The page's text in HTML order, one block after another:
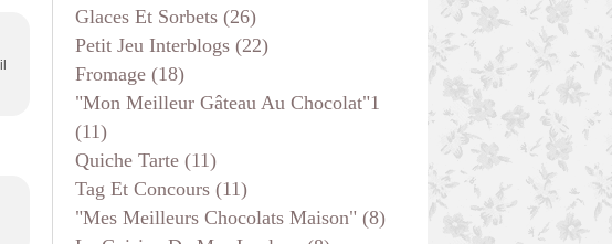
Glaces Et Sorbets (26)
Petit Jeu Interblogs (22)
Fromage (18)
"mon Meilleur Gâteau Au Chocolat"1
(11)
Quiche Tarte (11)
Tag Et Concours (11)
"mes Meilleurs Chocolats Maison" (8)